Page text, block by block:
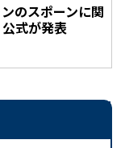
のスポーンに関
式が発表